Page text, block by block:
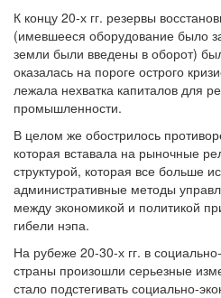
К концу 20-х гг. резервы
(имевшееся оборудование было
земли были введены в оборот)
оказалась на пороге острого
лежала нехватка капиталов для
промышленности.
В целом же обострилось
которая вставала на рыночные
структурой, которая все больше
административные методы
между экономикой и политикой
гибели нэпа.
На рубеже 20-30-х гг. в
страны произошли серьезные
стало подстегивать социально-